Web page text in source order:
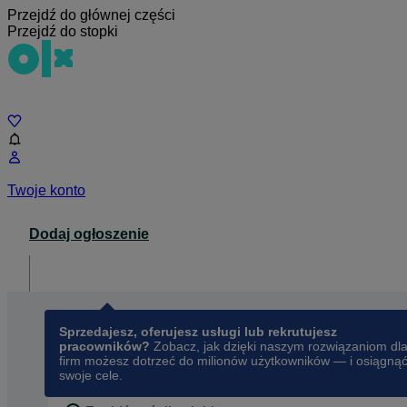
Przejdź do głównej części
Przejdź do stopki
Twoje konto
Dodaj ogłoszenie
Sprzedajesz, oferujesz usługi lub rekrutujesz
pracowników? Zobacz, jak dzięki naszym rozwiązaniom dla
firm możesz dotrzeć do milionów użytkowników — i osiągnąć
swoje cele.